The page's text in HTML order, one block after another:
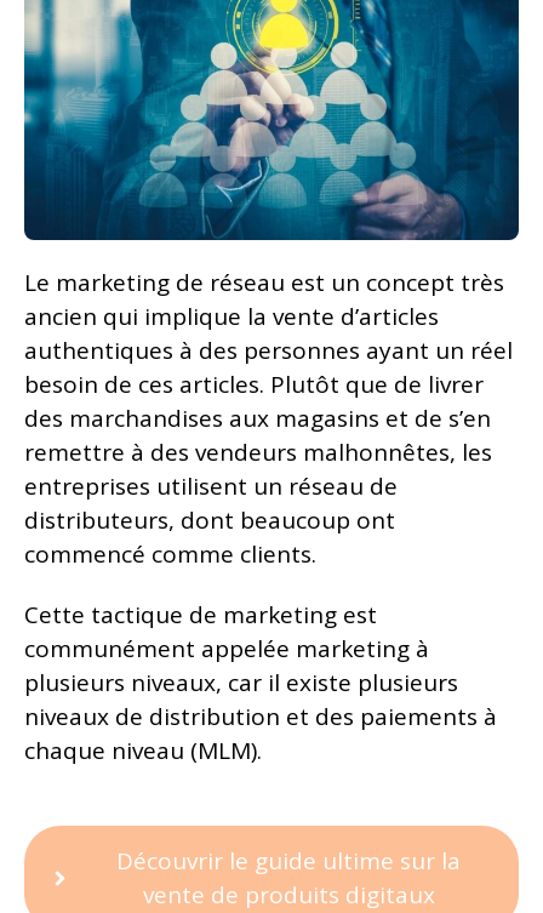
Le marketing de réseau est un concept très
ancien qui implique la vente d’articles
authentiques à des personnes ayant un réel
besoin de ces articles. Plutôt que de livrer
des marchandises aux magasins et de s’en
remettre à des vendeurs malhonnêtes, les
entreprises utilisent un réseau de
distributeurs, dont beaucoup ont
commencé comme clients.
Cette tactique de marketing est
communément appelée marketing à
plusieurs niveaux, car il existe plusieurs
niveaux de distribution et des paiements à
chaque niveau (MLM).
Découvrir le guide ultime sur la
vente de produits digitaux